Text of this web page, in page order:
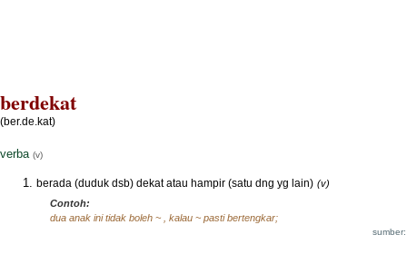
berdekat
(ber.de.kat)
verba (v)
berada (duduk dsb) dekat atau hampir (satu dng yg lain) (v)
Contoh:
dua anak ini tidak boleh ~ , kalau ~ pasti bertengkar;